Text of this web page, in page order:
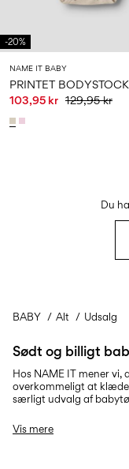
-20%
NAME IT BABY
PRINTET
103,95 kr 129,95 kr
Du
BABY Alt Udsalg
Sødt og billigt
Hos NAME IT mener
overkommeligt at
særligt udvalg af
om du køber ind til din
nedsatte babytøj
Vis mere